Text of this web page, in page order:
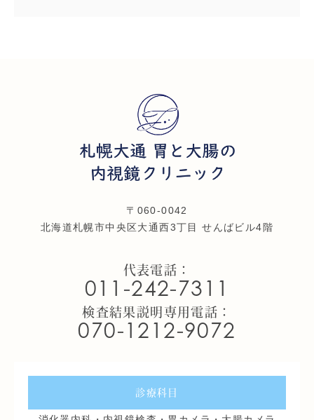
〒060-0042
北海道札幌市中央区大通西3丁目 せんばビル4階
代表電話：
011-242-7311
検査結果説明専用電話：
070-1212-9072
診療科目